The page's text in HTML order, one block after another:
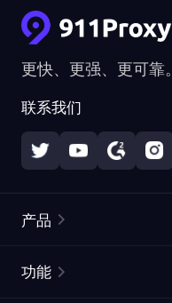
更快、更强、更可靠。
联系我们
产品
功能